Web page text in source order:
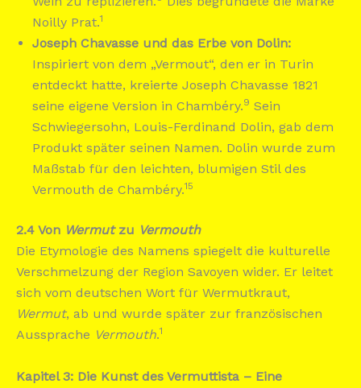
Noilly Prat.1
Joseph Chavasse und das Erbe von Dolin:
Inspiriert von dem „Vermout“, den er in Turin
entdeckt hatte, kreierte Joseph Chavasse 1821
seine eigene Version in Chambéry.9 Sein
Schwiegersohn, Louis-Ferdinand Dolin, gab dem
Produkt später seinen Namen. Dolin wurde zum
Maßstab für den leichten, blumigen Stil des
Vermouth de Chambéry.15
2.4 Von Wermutzu Vermouth
Die Etymologie des Namens spiegelt die kulturelle
Verschmelzung der Region Savoyen wider. Er leitet
sich vom deutschen Wort für Wermutkraut,
Wermut, ab und wurde später zur französischen
Aussprache Vermouth.1
Kapitel 3: Die Kunst des Vermuttista – Eine